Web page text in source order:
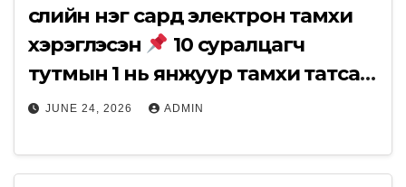
сүүлийн нэг сард электрон тамхи
хэрэглэсэн
10 суралцагч
тутмын 1 нь янжуур тамхи татсан
байна.
JUNE 24, 2026 ADMIN